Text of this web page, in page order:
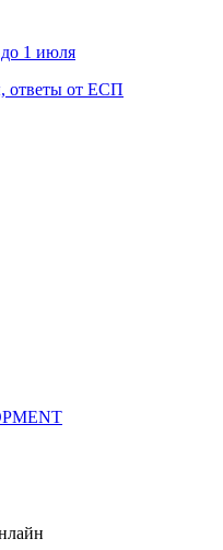
1 июля
ответы от ЕСП